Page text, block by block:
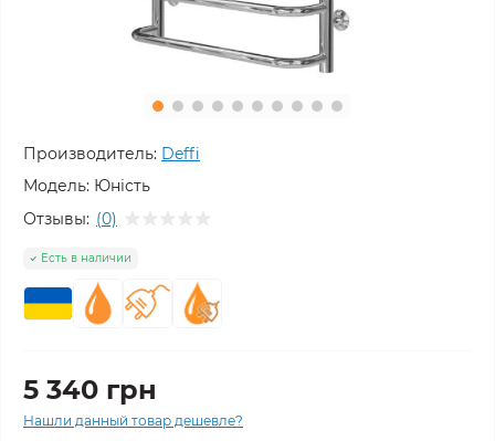
Производитель: Deffi
Модель: Юність
Отзывы: (0)
Есть в наличии
5 340 грн
Нашли данный товар дешевле?